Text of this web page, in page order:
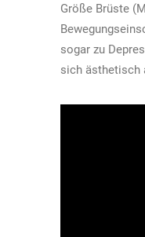
Größe Brüste
sogar zu
sich ästhetisch